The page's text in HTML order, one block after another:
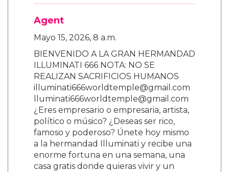
Agent
Mayo 15, 2026, 8 a.m.
BIENVENIDO A LA GRAN HERMANDAD
ILLUMINATI 666 NOTA: NO SE
REALIZAN SACRIFICIOS HUMANOS
illuminati666worldtemple@gmail.com
lluminati666worldtemple@gmail.com
¿Eres empresario o empresaria, artista,
político o músico? ¿Deseas ser rico,
famoso y poderoso? Únete hoy mismo
a la hermandad Illuminati y recibe una
enorme fortuna en una semana, una
casa gratis donde quieras vivir y un